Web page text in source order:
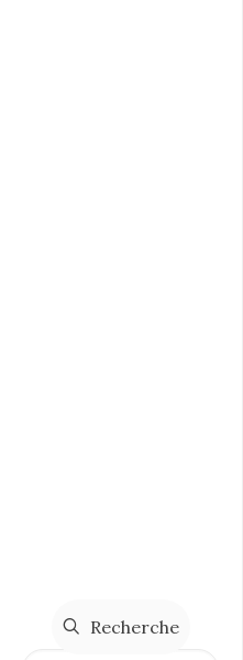
Recherche